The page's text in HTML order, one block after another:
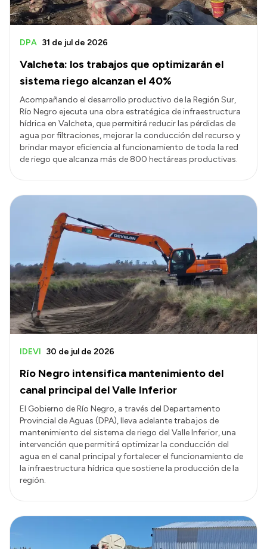
Valcheta: los trabajos que optimizarán el
sistema riego alcanzan el 40%
DPA 31 de jul de 2026
Acompañando el desarrollo productivo de la Región Sur,
Río Negro ejecuta una obra estratégica de infraestructura
hídrica en Valcheta, que permitirá reducir las pérdidas de
agua por filtraciones, mejorar la conducción del recurso y
brindar mayor eficiencia al funcionamiento de toda la red
de riego que alcanza más de 800 hectáreas productivas.
Río Negro intensifica mantenimiento del
canal principal del Valle Inferior
IDEVI 30 de jul de 2026
El Gobierno de Río Negro, a través del Departamento
Provincial de Aguas (DPA), lleva adelante trabajos de
mantenimiento del sistema de riego del Valle Inferior, una
intervención que permitirá optimizar la conducción del
agua en el canal principal y fortalecer el funcionamiento de
la infraestructura hídrica que sostiene la producción de la
región.